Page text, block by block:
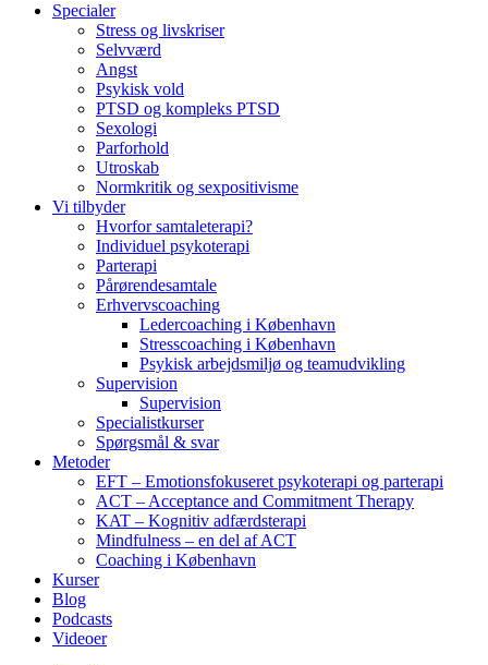
Specialer
Stress og livskriser
Selvværd
Angst
Psykisk vold
PTSD og kompleks PTSD
Sexologi
Parforhold
Utroskab
Normkritik og sexpositivisme
Vi tilbyder
Hvorfor samtaleterapi?
Individuel psykoterapi
Parterapi
Pårørendesamtale
Erhvervscoaching
Ledercoaching i København
Stresscoaching i København
Psykisk arbejdsmiljø og teamudvikling
Supervision
Supervision
Specialistkurser
Spørgsmål & svar
Metoder
EFT – Emotionsfokuseret psykoterapi og parterapi
ACT – Acceptance and Commitment Therapy
KAT – Kognitiv adfærdsterapi
Mindfulness – en del af ACT
Coaching i København
Kurser
Blog
Podcasts
Videoer